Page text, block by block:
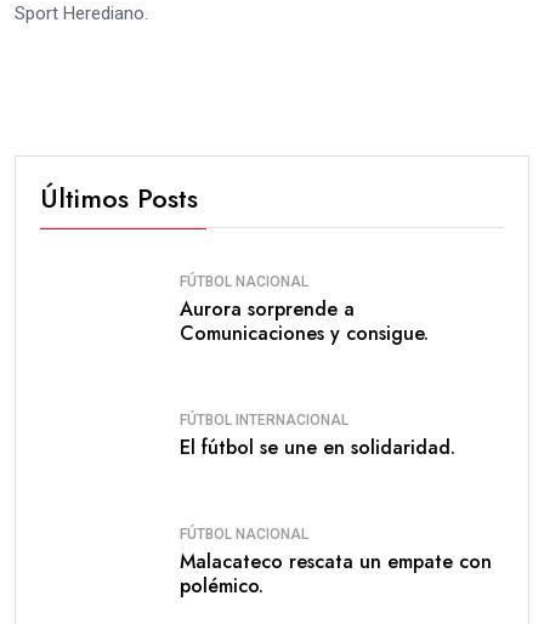
Sport Herediano.
Últimos Posts
FÚTBOL NACIONAL
Aurora sorprende a
Comunicaciones y consigue.
FÚTBOL INTERNACIONAL
El fútbol se une en solidaridad.
FÚTBOL NACIONAL
Malacateco rescata un empate con
polémico.